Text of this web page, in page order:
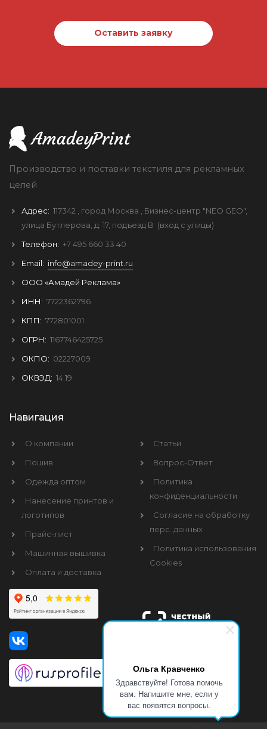
Ольга Кравченко
Здравствуйте! Готова помочь
вам. Напишите мне, если у
вас появятся вопросы.
Оставить заявку
Производство и поставки текстиля для рекламных
целей
Адрес: 117342 , город Москва
, Бизнес-центр "NEO GEO",
улица Бутлерова, д. 17, подъезд B (вход с улицы)
Телефон: +7 495 660 33 40
Email: info@amadey-print.ru
ООО «Амадей Реклама»
ИНН: 7722362796
КПП: 772801001
ОГРН: 1167746425725
ОКПО: 02227009
ОКВЭД: 14.19
Навигация
О компании
Пошив
Одежда оптом
Нанесение принтов и
логотипов
Прайс-лист
Машинная вышивка
Оплата и доставка
Статьи
Вопрос-Ответ
Политика
конфиденциальности
Согласие на обработку
перс. данных
Политика использования
Cookies